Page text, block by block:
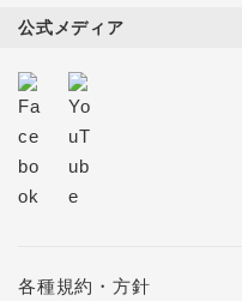
公式メディア
各種規約・方針